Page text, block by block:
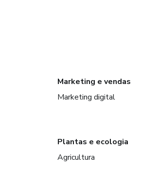
Marketing e vendas
Marketing digital
Plantas e ecologia
Agricultura